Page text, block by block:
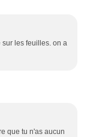
les feuilles. on a
que tu n'as aucun